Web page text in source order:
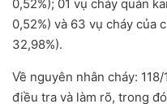
0,52%); 01 vụ cháy quán
0,52%) và 63 vụ cháy của
32,98%).
Về nguyên nhân cháy:
điều tra và làm rõ, trong